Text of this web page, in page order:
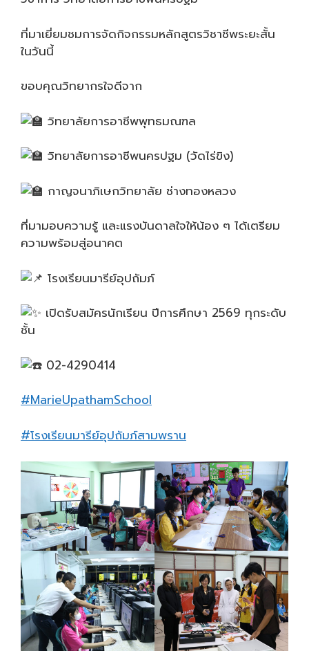
ที่มาเยี่ยมชมการจัดกิจกรรมหลักสูตรวิชาชีพระยะสั้น
ในวันนี้
ขอบคุณวิทยากรใจดีจาก
วิทยาลัยการอาชีพพุทธมณฑล
วิทยาลัยการอาชีพนครปฐม (วัดไร่ขิง)
กาญจนาภิเษกวิทยาลัย ช่างทองหลวง
ที่มามอบความรู้ และแรงบันดาลใจให้น้อง ๆ ได้เตรียม
ความพร้อมสู่อนาคต
โรงเรียนมารีย์อุปถัมภ์
เปิดรับสมัครนักเรียน ปีการศึกษา 2569 ทุกระดับ
ชั้น
02-4290414
#MarieUpathamSchool
#โรงเรียนมารีย์อุปถัมภ์สามพราน